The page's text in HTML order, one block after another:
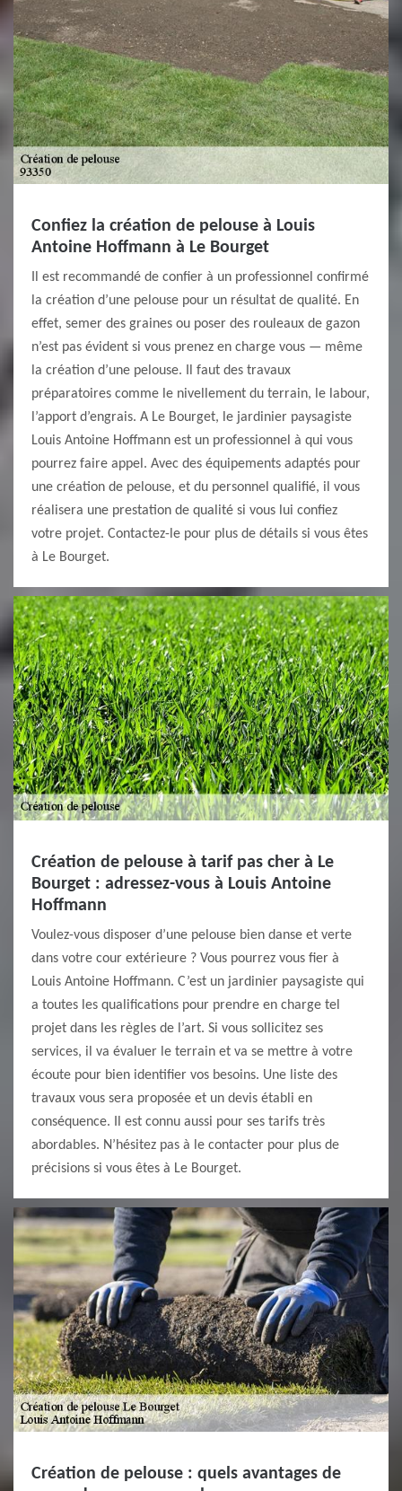
Confiez la création de pelouse à Louis
Antoine Hoffmann à Le Bourget
Il est recommandé de confier à un professionnel confirmé
la création d’une pelouse pour un résultat de qualité. En
effet, semer des graines ou poser des rouleaux de gazon
n’est pas évident si vous prenez en charge vous — même
la création d’une pelouse. Il faut des travaux
préparatoires comme le nivellement du terrain, le labour,
l’apport d’engrais. A Le Bourget, le jardinier paysagiste
Louis Antoine Hoffmann est un professionnel à qui vous
pourrez faire appel. Avec des équipements adaptés pour
une création de pelouse, et du personnel qualifié, il vous
réalisera une prestation de qualité si vous lui confiez
votre projet. Contactez-le pour plus de détails si vous êtes
à Le Bourget.
Création de pelouse à tarif pas cher à Le
Bourget : adressez-vous à Louis Antoine
Hoffmann
Voulez-vous disposer d’une pelouse bien danse et verte
dans votre cour extérieure ? Vous pourrez vous fier à
Louis Antoine Hoffmann. C’est un jardinier paysagiste qui
a toutes les qualifications pour prendre en charge tel
projet dans les règles de l’art. Si vous sollicitez ses
services, il va évaluer le terrain et va se mettre à votre
écoute pour bien identifier vos besoins. Une liste des
travaux vous sera proposée et un devis établi en
conséquence. Il est connu aussi pour ses tarifs très
abordables. N’hésitez pas à le contacter pour plus de
précisions si vous êtes à Le Bourget.
Création de pelouse : quels avantages de